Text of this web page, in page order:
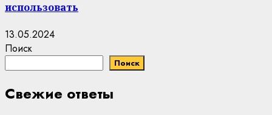
использовать
13.05.2024
Поиск
Поиск
Свежие ответы